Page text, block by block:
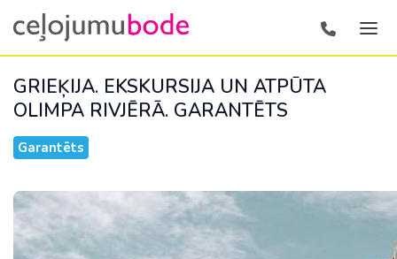
GRIEĶIJA. EKSKURSIJA UN ATPŪTA
OLIMPA RIVJĒRĀ. GARANTĒTS
Garantēts